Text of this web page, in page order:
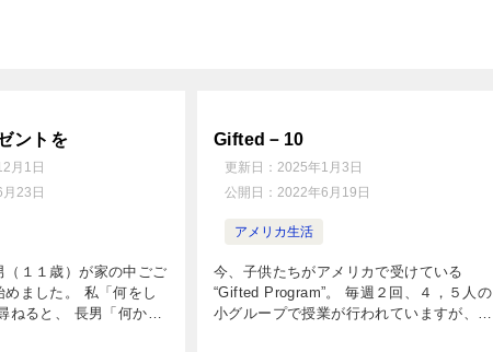
ントを
月1日
23日
（１１歳）が家の中ごご
めました。 私「何をし
ねると、 長男「何か
Gifted－10
更新日： 2025年1月3日
公開日： 2022年6月19日
アメリカ生活
今、子供たちがアメリカで受けている
“Gifted Program”。 毎週２回、４，５人の
小グループで授業が行われていますが、な